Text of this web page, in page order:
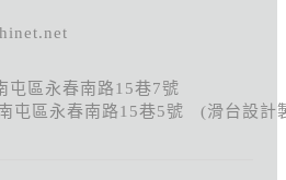
屯區永春南路15巷7號
區永春南路15巷5號 (滑台設計